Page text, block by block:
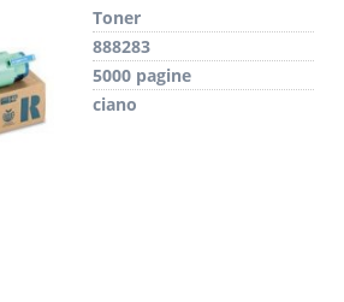
Toner
888283
5000 pagine
ciano